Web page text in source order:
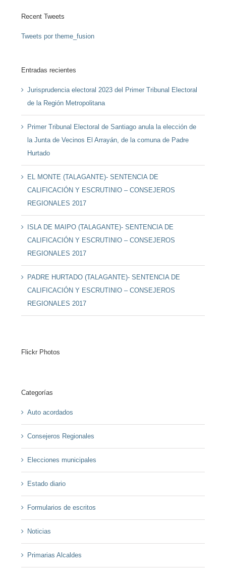
Recent Tweets
Tweets por theme_fusion
Entradas recientes
Jurisprudencia electoral 2023 del Primer Tribunal Electoral
de la Región Metropolitana
Primer Tribunal Electoral de Santiago anula la elección de
la Junta de Vecinos El Arrayán, de la comuna de Padre
Hurtado
EL MONTE (TALAGANTE)- SENTENCIA DE
CALIFICACIÓN Y ESCRUTINIO – CONSEJEROS
REGIONALES 2017
ISLA DE MAIPO (TALAGANTE)- SENTENCIA DE
CALIFICACIÓN Y ESCRUTINIO – CONSEJEROS
REGIONALES 2017
PADRE HURTADO (TALAGANTE)- SENTENCIA DE
CALIFICACIÓN Y ESCRUTINIO – CONSEJEROS
REGIONALES 2017
Flickr Photos
Categorías
Auto acordados
Consejeros Regionales
Elecciones municipales
Estado diario
Formularios de escritos
Noticias
Primarias Alcaldes